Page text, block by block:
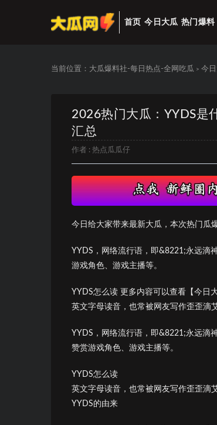
首页 今日大瓜 热门爆料
当前位置： 大瓜爆料社-每日热点-全网吃瓜 > 今
2026热门大瓜：YYDS是
汇总
作者 : 热点瓜瓜仔
今日给大家带来最新大瓜，本次热门瓜
YYDS，网络流行语，即&8221;永远滴
游戏角色、游戏主播等。
YYDS怎么读 更多内容可以查看【今日
英文字母读音，也常被网友写作歪歪滴
YYDS，网络流行语，即&8221;永远滴
赞赏游戏角色、游戏主播等。
YYDS怎么读
英文字母读音，也常被网友写作歪歪滴
YYDS的由来